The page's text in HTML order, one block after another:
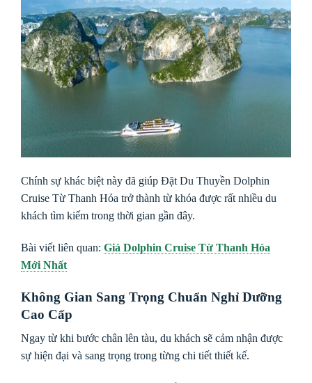
Chính sự khác biệt này đã giúp Đặt Du Thuyền Dolphin
Cruise Từ Thanh Hóa trở thành từ khóa được rất nhiều du
khách tìm kiếm trong thời gian gần đây.
Bài viết liên quan: Giá Dolphin Cruise Từ Thanh Hóa
Mới Nhất
Không Gian Sang Trọng Chuẩn Nghỉ Dưỡng
Cao Cấp
Ngay từ khi bước chân lên tàu, du khách sẽ cảm nhận được
sự hiện đại và sang trọng trong từng chi tiết thiết kế.